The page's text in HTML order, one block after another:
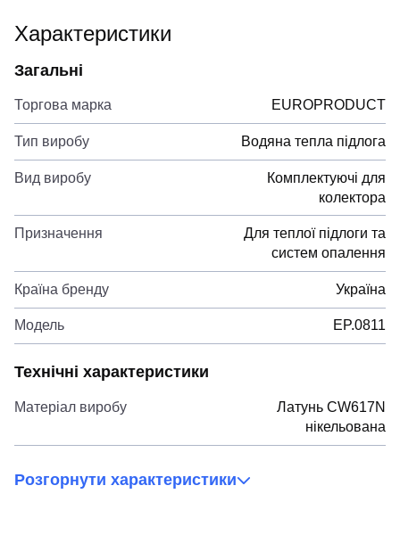
Характеристики
Загальні
Торгова марка EUROPRODUCT
Тип виробу Водяна тепла підлога
Вид виробу
Комплектуючі для
колектора
Призначення
Для теплої підлоги та
систем опалення
Країна бренду Україна
Модель EP.0811
Технічні характеристики
Матеріал виробу
Латунь CW617N
нікельована
Розгорнути характеристики